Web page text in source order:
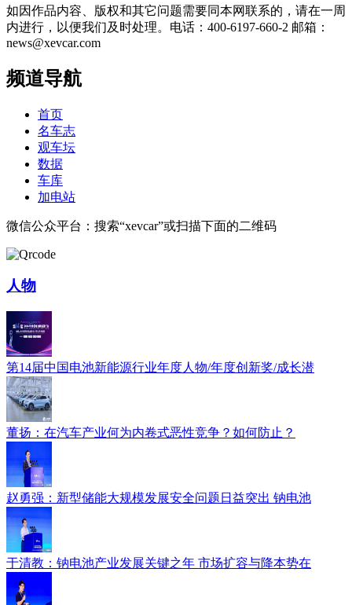
如因作品内容、版权和其它问题需要同本网联系的，请在一周
内进行，以便我们及时处理。电话：400-6197-660-2 邮箱：
news@xevcar.com
频道导航
首页
名车志
观车坛
数据
车库
加电站
微信公众平台：搜索“xevcar”或扫描下面的二维码
人物
第14届中国电池新能源行业年度人物/年度创新奖/成长潜
董扬：在汽车产业何为内卷式恶性竞争？如何防止？
赵勇强：新型储能大规模发展安全问题日益突出 钠电池
于清教：钠电池产业发展关键之年 市场扩容与降本势在